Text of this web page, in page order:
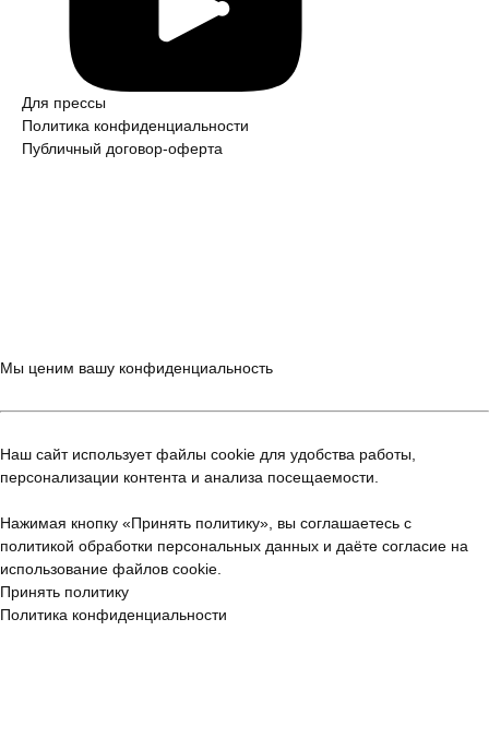
Для прессы
Политика конфиден­ци­аль­ности
Публичный договор-оферта
Мы ценим вашу конфиденциальность
Наш сайт использует файлы cookie для удобства работы,
персонализации контента и анализа посещаемости.
Нажимая кнопку «Принять политику», вы соглашаетесь с
политикой обработки персональных данных и даёте согласие на
использование файлов cookie.
Принять политику
Политика конфиденциальности